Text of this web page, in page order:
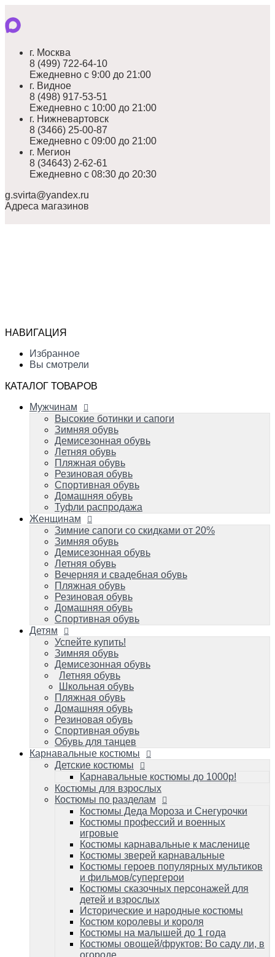
г. Москва
8 (499) 722-64-10
Ежедневно с 9:00 до 21:00
г. Видное
8 (498) 917-53-51
Ежедневно с 10:00 до 21:00
г. Нижневартовск
8 (3466) 25-00-87
Ежедневно с 09:00 до 21:00
г. Мегион
8 (34643) 2-62-61
Ежедневно с 08:30 до 20:30
g.svirta@yandex.ru
Адреса магазинов
Летняя обувь
Пляжная обувь
Резиновая обувь
Спортивная обувь
Домашняя обувь
Туфли распродажа
Зимние сапоги со скидками от 20%
Зимняя обувь
Демисезонная обувь
Летняя обувь
Вечерняя и свадебная обувь
Пляжная обувь
Резиновая обувь
Домашняя обувь
Спортивная обувь
Детям
Успейте купить!
Зимняя обувь
Демисезонная обувь
Летняя обувь
Школьная обувь
Пляжная обувь
Домашняя обувь
Резиновая обувь
Спортивная обувь
Обувь для танцев
Карнавальные костюмы
Детские костюмы
Карнавальные костюмы до 1000р!
Костюмы для взрослых
Костюмы по разделам
Костюмы Деда Мороза и Снегурочки
Костюмы профессий и военных игровые
Костюмы карнавальные к масленице
Костюмы зверей карнавальные
Костюмы героев популярных мультиков
и фильмов/супергерои
Костюмы сказочных персонажей для
детей и взрослых
Исторические и народные костюмы
Костюм королевы и короля
Костюмы на малышей до 1 года
Костюмы овощей/фруктов: Во саду ли, в
огороде
Костюмы пиратов и пираток
Ретро костюмы и аксессуары
Костюмы на Хэллоуин
Таблица соответствия размер/рост
Аксессуары для карнавала
Аксессуары
Оружие
Парики
Маски
Головные уборы
НАВИГАЦИЯ
Избранное
Вы смотрели
КАТАЛОГ ТОВАРОВ
Мужчинам
Высокие ботинки и сапоги
Зимняя обувь
Демисезонная обувь
Летняя обувь
Пляжная обувь
Резиновая обувь
Спортивная обувь
Домашняя обувь
Туфли распродажа
Женщинам
Зимние сапоги со скидками от 20%
Зимняя обувь
Демисезонная обувь
Летняя обувь
Вечерняя и свадебная обувь
Пляжная обувь
Резиновая обувь
Домашняя обувь
Спортивная обувь
Детям
Успейте купить!
Зимняя обувь
Демисезонная обувь
Летняя обувь
Школьная обувь
Пляжная обувь
Домашняя обувь
Резиновая обувь
Спортивная обувь
Обувь для танцев
Карнавальные костюмы
Детские костюмы
Карнавальные костюмы до 1000р!
Костюмы для взрослых
Костюмы по разделам
Костюмы Деда Мороза и Снегурочки
Костюмы профессий и военных
игровые
Костюмы карнавальные к масленице
Костюмы зверей карнавальные
Костюмы героев популярных мультиков
и фильмов/супергерои
Костюмы сказочных персонажей для
детей и взрослых
Исторические и народные костюмы
Костюм королевы и короля
Костюмы на малышей до 1 года
Костюмы овощей/фруктов: Во саду ли, в
огороде